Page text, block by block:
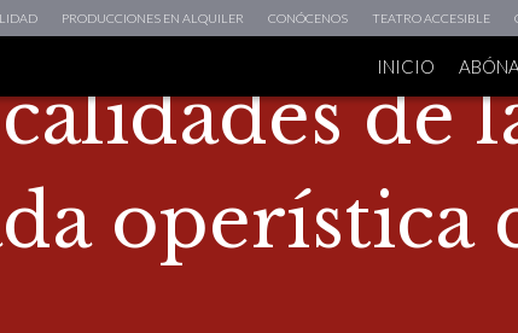
PRODUCCIONES EN ALQUILER CONÓCENOS TEATRO ACCESIBLE
INICIO
de
operística